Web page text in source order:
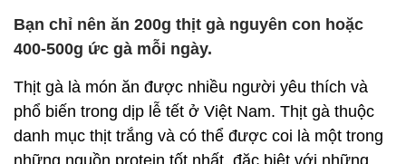
Bạn chỉ nên ăn 200g thịt gà nguyên con hoặc
400-500g ức gà mỗi ngày.
Thịt gà là món ăn được nhiều người yêu thích và
phổ biến trong dịp lễ tết ở Việt Nam. Thịt gà thuộc
danh mục thịt trắng và có thể được coi là một trong
những nguồn protein tốt nhất, đặc biệt với những